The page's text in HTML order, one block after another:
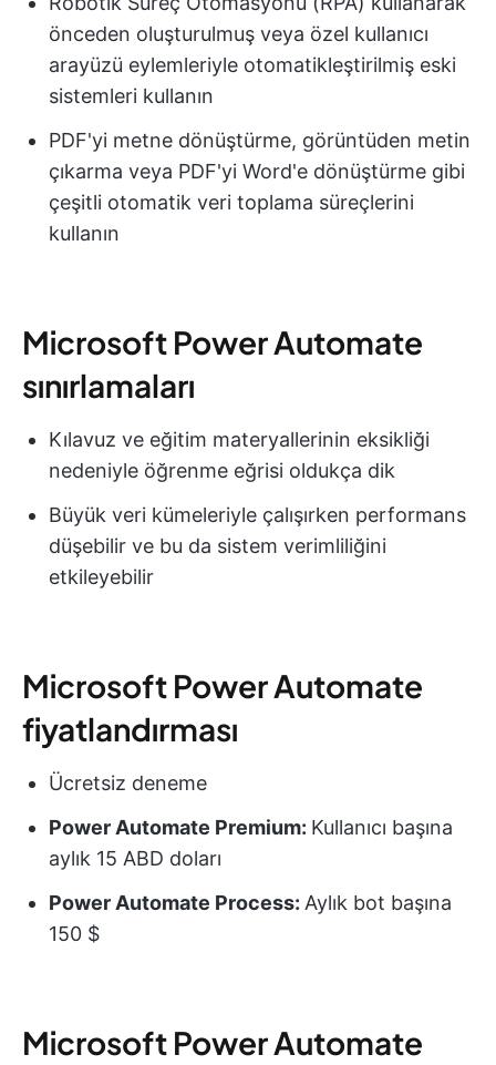
önceden oluşturulmuş veya özel kullanıcı
arayüzü eylemleriyle otomatikleştirilmiş eski
sistemleri kullanın
PDF'yi metne dönüştürme, görüntüden metin
çıkarma veya PDF'yi Word'e dönüştürme gibi
çeşitli otomatik veri toplama süreçlerini
kullanın
Microsoft Power Automate
sınırlamaları
Kılavuz ve eğitim materyallerinin eksikliği
nedeniyle öğrenme eğrisi oldukça dik
Büyük veri kümeleriyle çalışırken performans
düşebilir ve bu da sistem verimliliğini
etkileyebilir
Microsoft Power Automate
fiyatlandırması
Ücretsiz deneme
Power Automate Premium: Kullanıcı başına
aylık 15 ABD doları
Power Automate Process: Aylık bot başına
150 $
Microsoft Power Automate